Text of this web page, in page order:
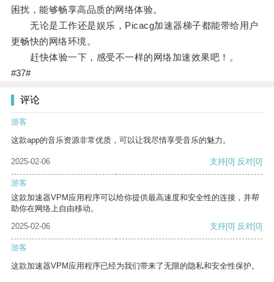
困扰，能够畅享高品质的网络体验。
无论是工作还是娱乐，Picacg加速器梯子都能带给用户
更畅快的网络环境。
赶快体验一下，感受不一样的网络加速效果吧！。
#37#
评论
游客
这款app的音乐资源非常优质，可以让我尽情享受音乐的魅力。
2025-02-06 支持[0] 反对[0]
游客
这款加速器VPM应用程序可以给你提供最高速度和安全性的连接，并帮
助你在网络上自由移动。
2025-02-06
支持[0] 反对[0]
游客
这款加速器VPM应用程序已经为我们带来了无限的隐私和安全性保护。